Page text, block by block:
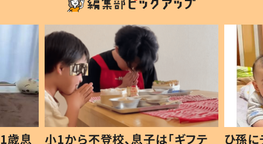
歳息
小1から不登校、息子は「ギフテ
ひ孫